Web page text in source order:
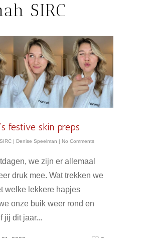
SIRC
festive skin preps
| Denise Speelman | No Comments
we zijn er allemaal
druk mee. Wat trekken we
welke lekkere hapjes
onze buik weer rond en
jij dit jaar...